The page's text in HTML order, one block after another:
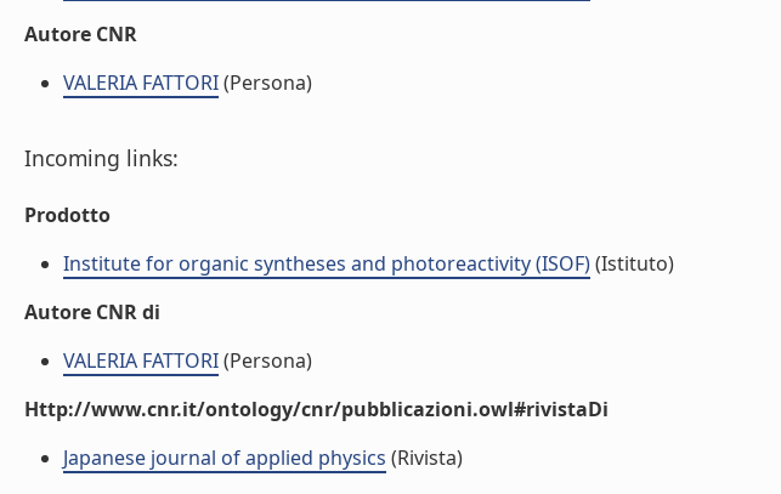
Autore CNR
VALERIA FATTORI(Persona)
Incoming links:
Prodotto
Institute for organic syntheses and photoreactivity (ISOF)(Istituto)
Autore CNR di
VALERIA FATTORI(Persona)
Http://www.cnr.it/ontology/cnr/pubblicazioni.owl#rivistaDi
Japanese journal of applied physics (Rivista)